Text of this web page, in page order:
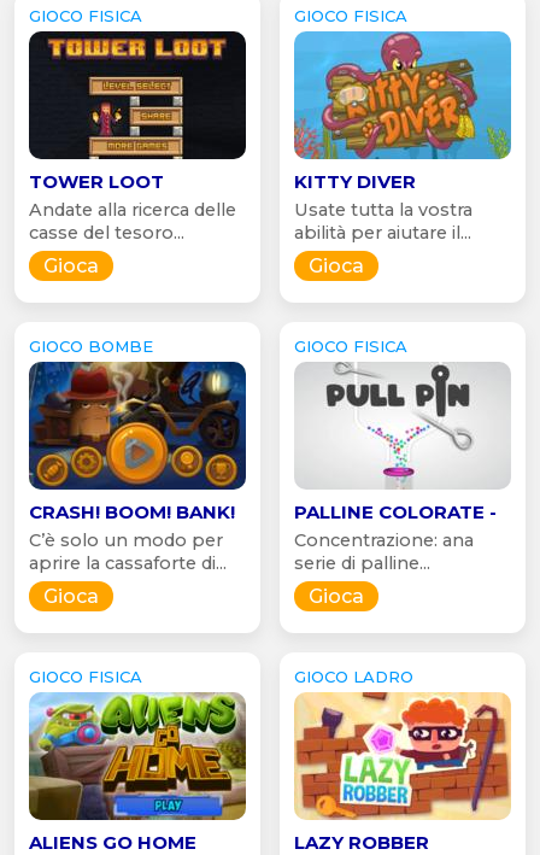
GIOCO FISICA
TOWER LOOT
Andate alla ricerca delle
casse del tesoro...
Gioca
GIOCO FISICA
KITTY DIVER
Usate tutta la vostra
abilità per aiutare il...
Gioca
GIOCO BOMBE
CRASH! BOOM! BANK!
C’è solo un modo per
aprire la cassaforte di...
Gioca
GIOCO FISICA
PALLINE COLORATE -
Concentrazione: ana
serie di palline...
Gioca
GIOCO FISICA
ALIENS GO HOME
GIOCO LADRO
LAZY ROBBER